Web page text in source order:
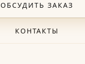
ОБСУДИТЬ ЗАКАЗ
КОНТАКТЫ